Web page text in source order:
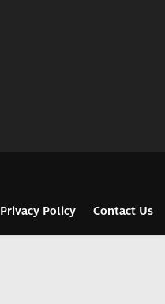
Privacy Policy Contact Us